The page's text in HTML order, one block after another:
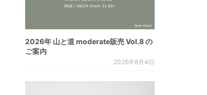
2026年 山と道 moderate販売 Vol.8 の
ご案内
2026年8月4日